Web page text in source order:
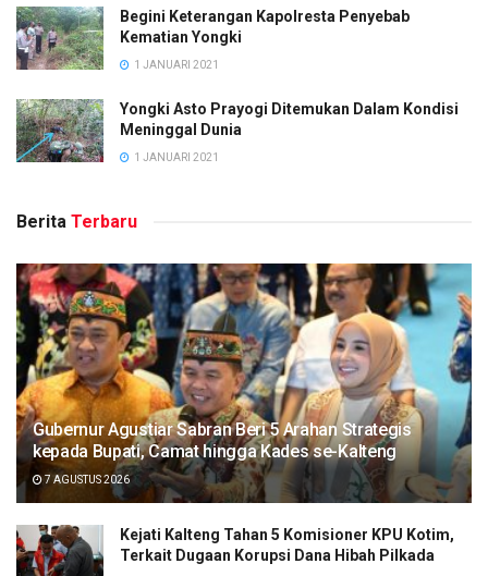
Begini Keterangan Kapolresta Penyebab
Kematian Yongki
1 JANUARI 2021
Yongki Asto Prayogi Ditemukan Dalam Kondisi
Meninggal Dunia
1 JANUARI 2021
Berita Terbaru
Gubernur Agustiar Sabran Beri 5 Arahan Strategis
kepada Bupati, Camat hingga Kades se-Kalteng
7 AGUSTUS 2026
Kejati Kalteng Tahan 5 Komisioner KPU Kotim,
Terkait Dugaan Korupsi Dana Hibah Pilkada